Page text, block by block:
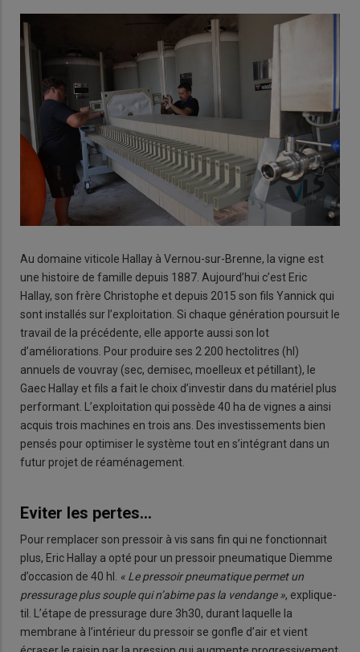
Au domaine viticole Hallay à Vernou-sur-Brenne, la vigne est
une histoire de famille depuis 1887. Aujourd’hui c’est Eric
Hallay, son frère Christophe et depuis 2015 son fils Yannick qui
sont installés sur l’exploitation. Si chaque génération poursuit le
travail de la précédente, elle apporte aussi son lot
d’améliorations. Pour produire ses 2 200 hectolitres (hl)
annuels de vouvray (sec, demisec, moelleux et pétillant), le
Gaec Hallay et fils a fait le choix d’investir dans du matériel plus
performant. L’exploitation qui possède 40 ha de vignes a ainsi
acquis trois machines en trois ans. Des investissements bien
pensés pour optimiser le système tout en s’intégrant dans un
futur projet de réaménagement.
Eviter les pertes…
Pour remplacer son pressoir à vis sans fin qui ne fonctionnait
plus, Eric Hallay a opté pour un pressoir pneumatique Diemme
d’occasion de 40 hl.
« Le pressoir pneumatique permet un
pressurage plus souple qui n’abime pas la vendange », explique-
til. L’étape de pressurage dure 3h30, durant laquelle la
membrane à l’intérieur du pressoir se gonfle d’air et vient